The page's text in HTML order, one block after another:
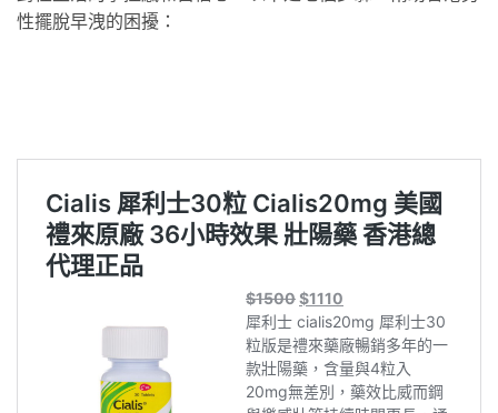
性擺脫早洩的困擾：